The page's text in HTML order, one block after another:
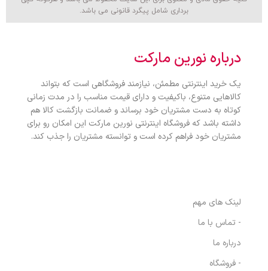
برداری شامل پیگرد قانونی می باشد.
درباره نورین مارکت
یک خرید اینترنتی مطمئن، نیازمند فروشگاهی است که بتواند
کالاهایی متنوع، باکیفیت و دارای قیمت مناسب را در مدت زمانی
کوتاه به دست مشتریان خود برساند و ضمانت بازگشت کالا هم
داشته باشد که فروشگاه اینترنتی نورین مارکت این امکان رو برای
مشتریان خود فراهم کرده است و توانسته مشتریان را جذب کند.
لینک های مهم
- تماس با ما
درباره ما
- فروشگاه